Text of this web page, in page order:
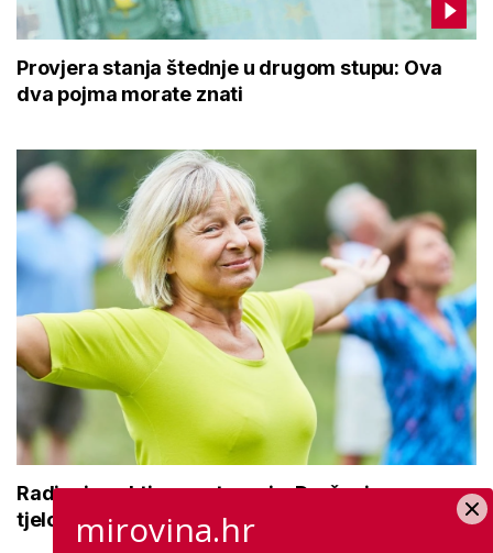
Provjera stanja štednje u drugom stupu: Ova
dva pojma morate znati
Radionice aktivnog starenja: Druženje,
tjelovježba i zdrava prehrana za umirovljenike
mirovina.hr